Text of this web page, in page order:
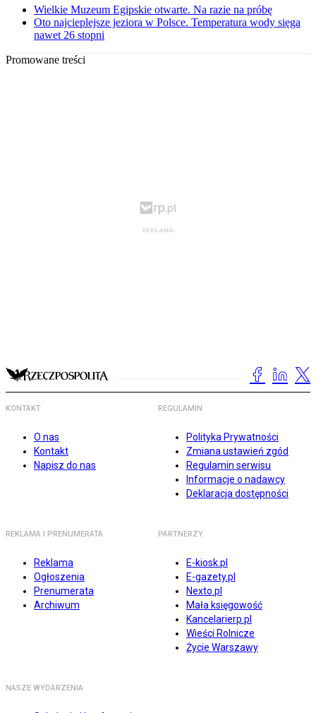
Wielkie Muzeum Egipskie otwarte. Na razie na próbę
Oto najcieplejsze jeziora w Polsce. Temperatura wody sięga
nawet 26 stopni
Promowane treści
KONTAKT
O nas
Kontakt
Napisz do nas
REGULAMIN
Polityka Prywatności
Zmiana ustawień zgód
Regulamin serwisu
Informacje o nadawcy
Deklaracja dostępności
REKLAMA I PRENUMERATA
Reklama
Ogłoszenia
Prenumerata
Archiwum
PARTNERZY
E-kiosk.pl
E-gazety.pl
Nexto.pl
Mała księgowość
Kancelarierp.pl
Wieści Rolnicze
Życie Warszawy
NASZE WYDARZENIA